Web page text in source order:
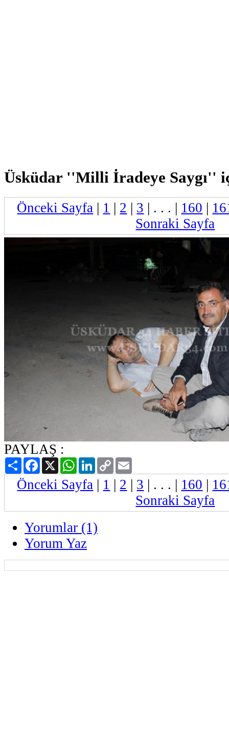
Üsküdar ''Milli İradeye Saygı''
Önceki Sayfa | 1 | 2 | 3 | . . . | 160 |
Sonraki Sayfa
PAYLAŞ :
PaylaşFacebook
X WhatsAppLinkedIn
Copy
Link
Önceki Sayfa | 1 | 2 | 3 | . . . | 160 |
Sonraki Sayfa
Yorumlar (1)
Yorum Yaz